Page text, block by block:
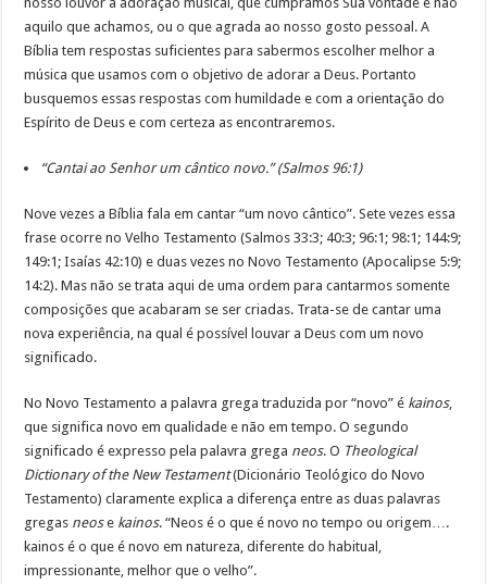
aquilo que achamos, ou o que agrada ao nosso gosto pessoal. A
Bíblia tem respostas suficientes para sabermos escolher melhor a
música que usamos com o objetivo de adorar a Deus. Portanto
busquemos essas respostas com humildade e com a orientação do
Espírito de Deus e com certeza as encontraremos.
“Cantai ao Senhor um cântico novo.” (Salmos 96:1)
Nove vezes a Bíblia fala em cantar “um novo cântico”. Sete vezes essa
frase ocorre no Velho Testamento (Salmos 33:3; 40:3; 96:1; 98:1; 144:9;
149:1; Isaías 42:10) e duas vezes no Novo Testamento (Apocalipse 5:9;
14:2). Mas não se trata aqui de uma ordem para cantarmos somente
composições que acabaram se ser criadas. Trata-se de cantar uma
nova experiência, na qual é possível louvar a Deus com um novo
significado.
No Novo Testamento a palavra grega traduzida por “novo” é kainos,
que significa novo em qualidade e não em tempo. O segundo
significado é expresso pela palavra grega neos. O Theological
Dictionary of the New Testament(Dicionário Teológico do Novo
Testamento) claramente explica a diferença entre as duas palavras
gregas neose kainos. “Neos é o que é novo no tempo ou origem….
kainos é o que é novo em natureza, diferente do habitual,
impressionante, melhor que o velho”.